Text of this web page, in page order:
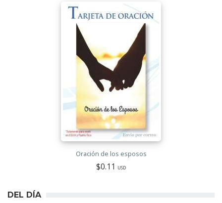
Oración de los esposos
$0.11 USD
DEL DÍA